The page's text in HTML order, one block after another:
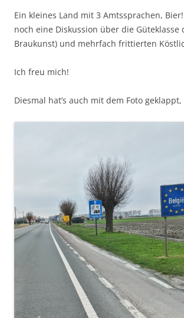
Ein kleines Land mit 3 Amtssprachen,
noch eine Diskussion über die Güteklasse
Braukunst) und mehrfach frittierten
Ich freu mich!
Diesmal hat’s auch mit dem Foto